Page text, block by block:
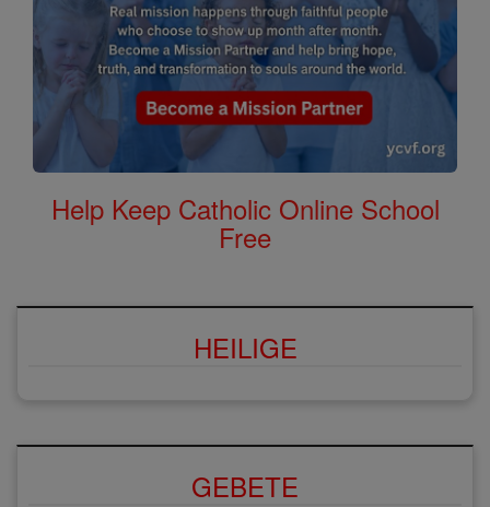
Help Keep Catholic Online School
Free
HEILIGE
GEBETE